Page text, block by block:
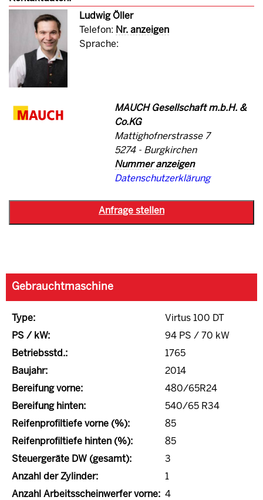
Ludwig Öller
Telefon: Nr. anzeigen
Sprache:
MAUCH Gesellschaft m.b.H. &
Co.KG
Mattighofnerstrasse 7
5274 - Burgkirchen
Nummer anzeigen
Datenschutzerklärung
Gebrauchtmaschine
Type:
Virtus 100 DT
PS / kW:
94 PS / 70 kW
Betriebsstd.:
1765
Baujahr:
2014
Bereifung vorne:
480/65R24
Bereifung hinten:
540/65 R34
Reifenprofiltiefe vorne (%):
85
Reifenprofiltiefe hinten (%):
85
Steuergeräte DW (gesamt):
3
Anzahl der Zylinder:
1
Anzahl Arbeitsscheinwerfer vorne: 4